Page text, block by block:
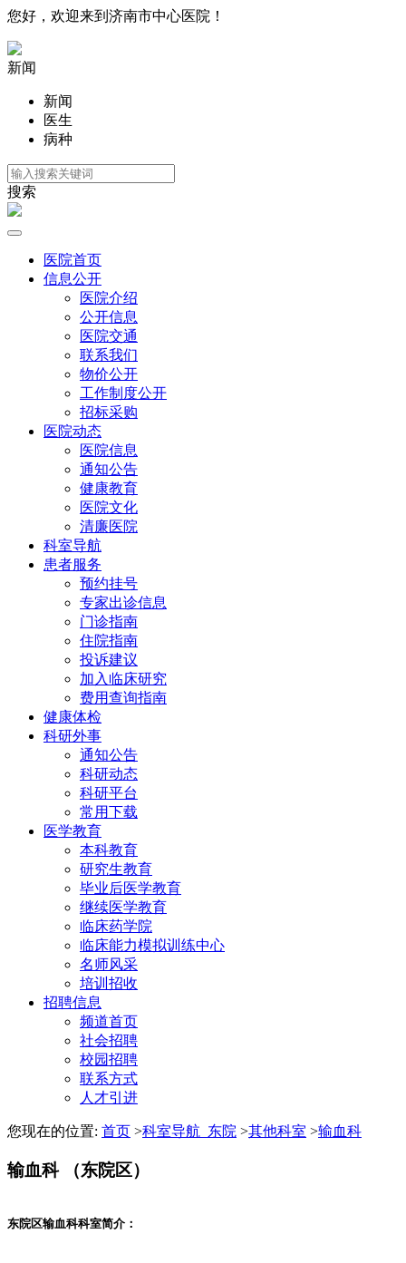
您好，欢迎来到济南市中心医院！
新闻
新闻
医生
病种
搜索
医院首页
信息公开
医院介绍
公开信息
医院交通
联系我们
物价公开
工作制度公开
招标采购
医院动态
医院信息
通知公告
健康教育
医院文化
清廉医院
科室导航
患者服务
预约挂号
专家出诊信息
门诊指南
住院指南
投诉建议
加入临床研究
费用查询指南
健康体检
科研外事
通知公告
科研动态
科研平台
常用下载
医学教育
本科教育
研究生教育
毕业后医学教育
继续医学教育
临床药学院
临床能力模拟训练中心
名师风采
培训招收
招聘信息
频道首页
社会招聘
校园招聘
联系方式
人才引进
您现在的位置: 首页 >科室导航_东院 >其他科室 >输血科
输血科 （东院区）
东院区输血科科室简介：